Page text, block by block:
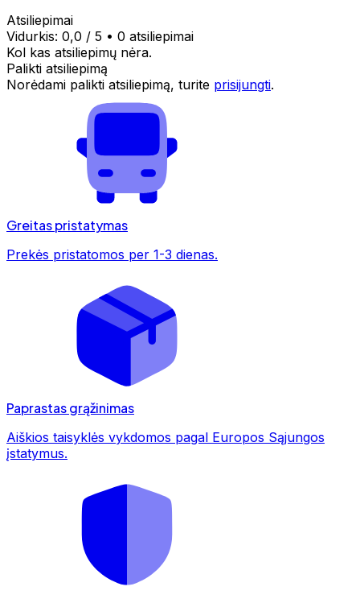
Atsiliepimai
Vidurkis: 0,0 / 5 • 0 atsiliepimai
Kol kas atsiliepimų nėra.
Palikti atsiliepimą
Norėdami palikti atsiliepimą, turite prisijungti.
Greitas pristatymas
Prekės pristatomos per 1-3 dienas.
Paprastas grąžinimas
Aiškios taisyklės vykdomos pagal Europos Sąjungos
įstatymus.